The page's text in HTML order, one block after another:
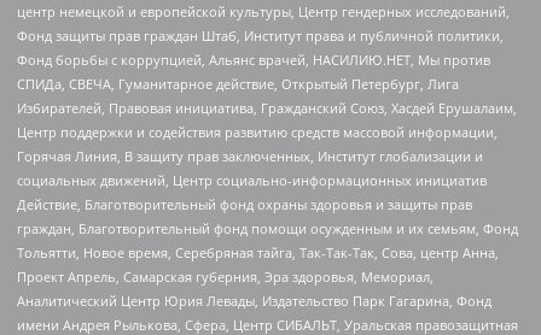
центр немецкой и европейской культуры, Центр гендерных исследований,
Фонд защиты прав граждан Штаб, Институт права и публичной политики,
Фонд борьбы с коррупцией, Альянс врачей, НАСИЛИЮ.НЕТ, Мы против
СПИДа, СВЕЧА, Гуманитарное действие, Открытый Петербург, Лига
Избирателей, Правовая инициатива, Гражданский Союз, Хасдей Ерушалаим,
Центр поддержки и содействия развитию средств массовой информации,
Горячая Линия, В защиту прав заключенных, Институт глобализации и
социальных движений, Центр социально-информационных инициатив
Действие, Благотворительный фонд охраны здоровья и защиты прав
граждан, Благотворительный фонд помощи осужденным и их семьям, Фонд
Тольятти, Новое время, Серебряная тайга, Так-Так-Так, Сова, центр Анна,
Проект Апрель, Самарская губерния, Эра здоровья, Мемориал,
Аналитический Центр Юрия Левады, Издательство Парк Гагарина, Фонд
имени Андрея Рылькова, Сфера, Центр СИБАЛЬТ, Уральская правозащитная